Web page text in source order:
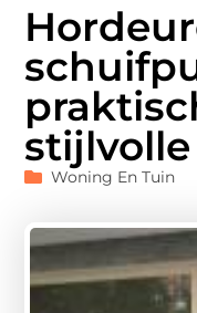
Woning En Tuin